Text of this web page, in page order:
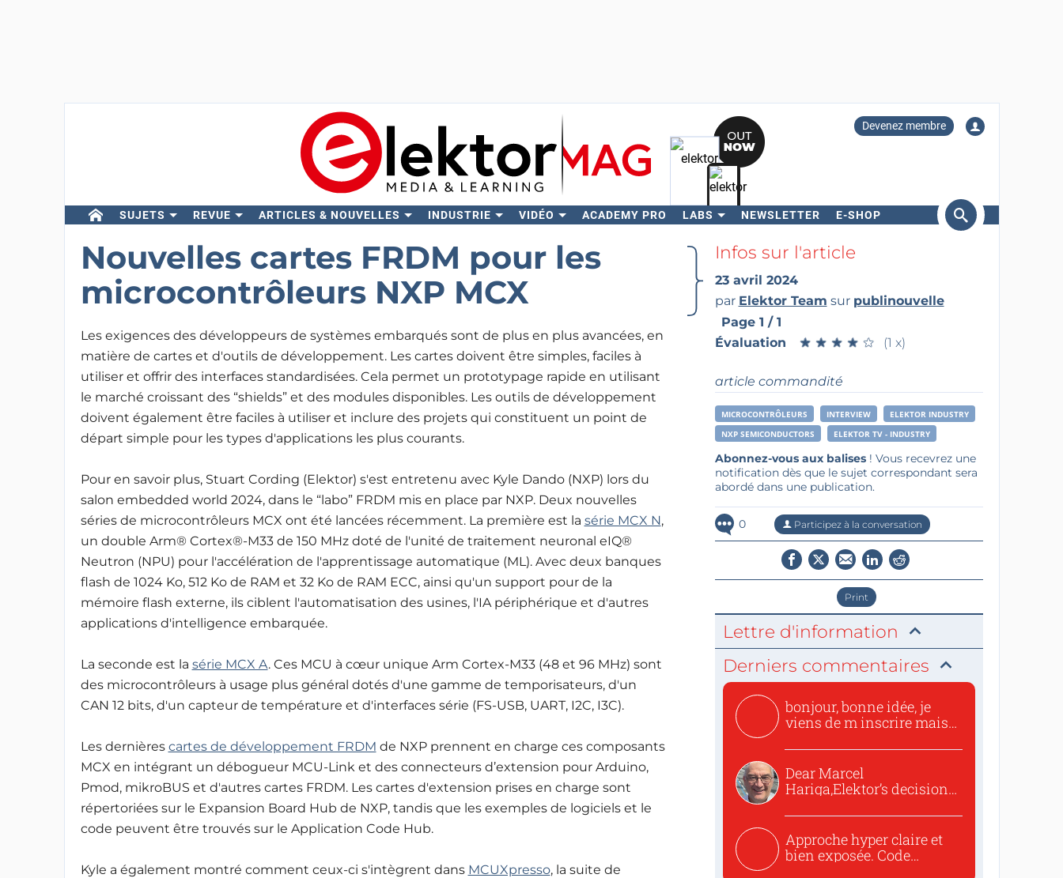
Devenez membre
SUJETS REVUE ARTICLES & NOUVELLES INDUSTRIE VIDÉO ACADEMY PRO LABS NEWSLETTER E-SHOP
Rechercher
Nouvelles cartes FRDM pour les
microcontrôleurs NXP MCX
Les exigences des développeurs de systèmes embarqués sont de plus en plus avancées, en
matière de cartes et d'outils de développement. Les cartes doivent être simples, faciles à
utiliser et offrir des interfaces standardisées. Cela permet un prototypage rapide en utilisant
le marché croissant des “shields” et des modules disponibles. Les outils de développement
doivent également être faciles à utiliser et inclure des projets qui constituent un point de
départ simple pour les types d'applications les plus courants.
Pour en savoir plus, Stuart Cording (Elektor) s'est entretenu avec Kyle Dando (NXP) lors du
salon embedded world 2024, dans le “labo” FRDM mis en place par NXP. Deux nouvelles
séries de microcontrôleurs MCX ont été lancées récemment. La première est la série MCX N,
un double Arm® Cortex®-M33 de 150 MHz doté de l'unité de traitement neuronal eIQ®
Neutron (NPU) pour l'accélération de l'apprentissage automatique (ML). Avec deux banques
flash de 1024 Ko, 512 Ko de RAM et 32 Ko de RAM ECC, ainsi qu'un support pour de la
mémoire flash externe, ils ciblent l'automatisation des usines, l'IA périphérique et d'autres
applications d'intelligence embarquée.
La seconde est la série MCX A. Ces MCU à cœur unique Arm Cortex-M33 (48 et 96 MHz) sont
des microcontrôleurs à usage plus général dotés d'une gamme de temporisateurs, d'un
CAN 12 bits, d'un capteur de température et d'interfaces série (FS-USB, UART, I2C, I3C).
Les dernières cartes de développement FRDM de NXP prennent en charge ces composants
MCX en intégrant un débogueur MCU-Link et des connecteurs d’extension pour Arduino,
Pmod, mikroBUS et d'autres cartes FRDM. Les cartes d'extension prises en charge sont
répertoriées sur le Expansion Board Hub de NXP, tandis que les exemples de logiciels et le
code peuvent être trouvés sur le Application Code Hub.
Kyle a également montré comment ceux-ci s'intègrent dans MCUXpresso, la suite de
Infos sur l'article
23 avril 2024
par Elektor Team sur publinouvelle
Page 1 / 1
Évaluation
★ ★ ★ ★ ★
★ ★ ★ ★ ★ (1 x)
article commandité
MICROCONTRÔLEURS INTERVIEW
ELEKTOR INDUSTRY
NXP SEMICONDUCTORS
ELEKTOR TV - INDUSTRY
Abonnez-vous aux balises! Vous recevrez une
notification dès que le sujet correspondant sera
abordé dans une publication.
0 Participez à la conversation
Print
Lettre d'information
Derniers commentaires
bonjour, bonne idée, je
viens de m inscrire mais
Dear Marcel
Hariga,Elektor’s decision
Approche hyper claire et
bien exposée. Code